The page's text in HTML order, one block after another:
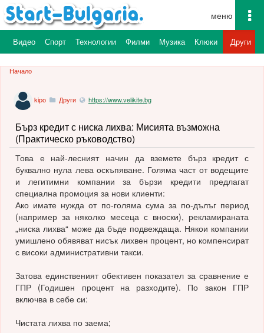
Видео Спорт Технологии Филми Музика Клюки Други
Начало
Бърз кредит с ниска лихва: Мисията възможна
(Практическо ръководство)
kipo Други https://www.velikite.bg
Това е най-лесният начин да вземете бърз кредит с
буквално нула лева оскъпяване. Голяма част от водещите
и легитимни компании за бързи кредити предлагат
специална промоция за нови клиенти:
Ако имате нужда от по-голяма сума за по-дълъг период
(например за няколко месеца с вноски), рекламираната
„ниска лихва“ може да бъде подвеждаща. Някои компании
умишлено обявяват нисък лихвен процент, но компенсират
с високи административни такси.
Затова единственият обективен показател за сравнение е
ГПР (Годишен процент на разходите). По закон ГПР
включва в себе си:
Чистата лихва по заема;